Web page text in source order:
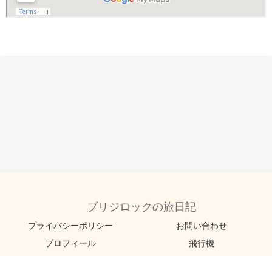
ブリジロックの旅日記
プライバシーポリシー
お問い合わせ
プロフィール
飛行機